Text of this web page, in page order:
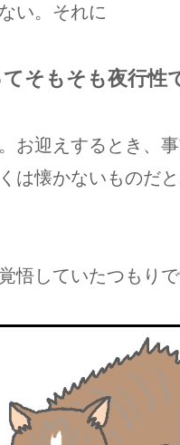
い。それに
そもそも夜行性
お迎えするとき、
は懐かないものだ
悟していたつもり